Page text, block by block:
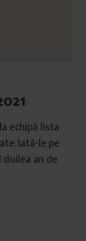
echipă lista
Iată-le pe
an de